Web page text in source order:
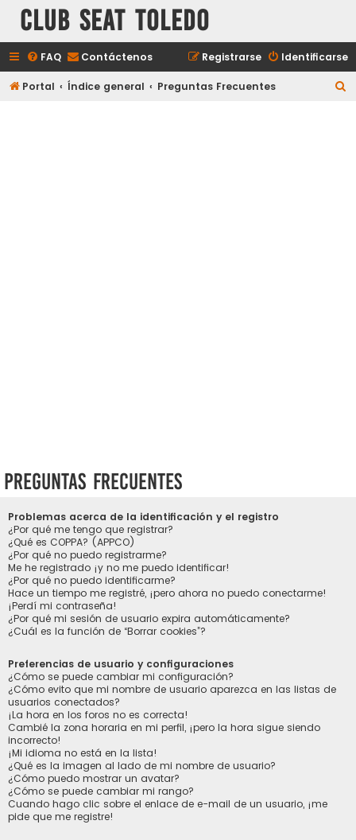
Club Seat Toledo
FAQ Contáctenos Identificarse
Registrarse
Portal Índice general Preguntas Frecuentes
Preguntas Frecuentes
Problemas acerca de la identificación y el registro
¿Por qué me tengo que registrar?
¿Qué es COPPA? (APPCO)
¿Por qué no puedo registrarme?
Me he registrado ¡y no me puedo identificar!
¿Por qué no puedo identificarme?
Hace un tiempo me registré, ¡pero ahora no puedo conectarme!
¡Perdí mi contraseña!
¿Por qué mi sesión de usuario expira automáticamente?
¿Cuál es la función de “Borrar cookies”?
Preferencias de usuario y configuraciones
¿Cómo se puede cambiar mi configuración?
¿Cómo evito que mi nombre de usuario aparezca en las listas de
usuarios conectados?
¡La hora en los foros no es correcta!
Cambié la zona horaria en mi perfil, ¡pero la hora sigue siendo
incorrecto!
¡Mi idioma no está en la lista!
¿Qué es la imagen al lado de mi nombre de usuario?
¿Cómo puedo mostrar un avatar?
¿Cómo se puede cambiar mi rango?
Cuando hago clic sobre el enlace de e-mail de un usuario, ¡me
pide que me registre!